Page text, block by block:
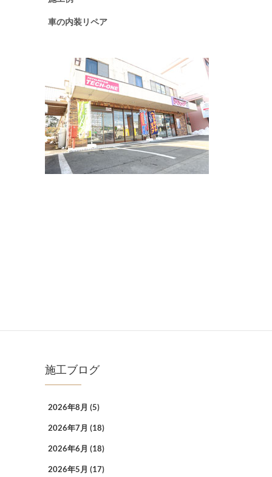
車の内装リペア
施工ブログ
2026年8月 (5)
2026年7月 (18)
2026年6月 (18)
2026年5月 (17)